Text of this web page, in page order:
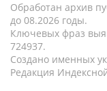
Обработан архив
до 08.2026 годы.
Ключевых фраз
724937.
Создано именных
Редакция